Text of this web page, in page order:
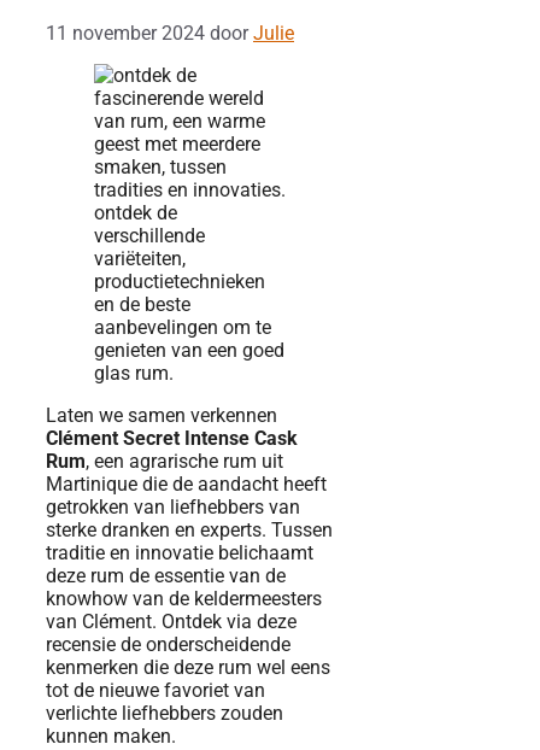
11 november 2024 doorJulie
Laten we samen verkennen
Clément Secret Intense Cask
Rum, een agrarische rum uit
Martinique die de aandacht heeft
getrokken van liefhebbers van
sterke dranken en experts. Tussen
traditie en innovatie belichaamt
deze rum de essentie van de
knowhow van de keldermeesters
van Clément. Ontdek via deze
recensie de onderscheidende
kenmerken die deze rum wel eens
tot de nieuwe favoriet van
verlichte liefhebbers zouden
kunnen maken.